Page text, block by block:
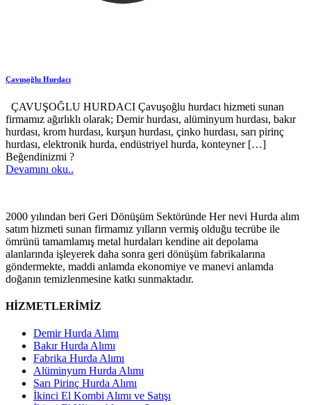
Çavuşoğlu Hurdacı
ÇAVUŞOĞLU HURDACI Çavuşoğlu hurdacı hizmeti sunan
firmamız ağırlıklı olarak; Demir hurdası, alüminyum hurdası, bakır
hurdası, krom hurdası, kurşun hurdası, çinko hurdası, sarı pirinç
hurdası, elektronik hurda, endüstriyel hurda, konteyner[…]
Beğendinizmi ?
Devamını oku..
2000 yılından beri Geri Dönüşüm Sektöründe Her nevi Hurda alım
satım hizmeti sunan firmamız yılların vermiş olduğu tecrübe ile
ömrünü tamamlamış metal hurdaları kendine ait depolama
alanlarında işleyerek daha sonra geri dönüşüm fabrikalarına
göndermekte, maddi anlamda ekonomiye ve manevi anlamda
doğanın temizlenmesine katkı sunmaktadır.
HİZMETLERİMİZ
Demir Hurda Alımı
Bakır Hurda Alımı
Fabrika Hurda Alımı
Alüminyum Hurda Alımı
Sarı Pirinç Hurda Alımı
İkinci El Kombi Alımı ve Satışı